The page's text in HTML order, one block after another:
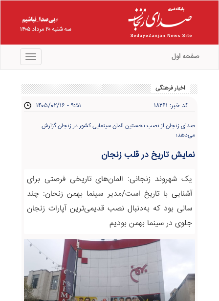
سه شنبه ۲۰ مرداد ۱۴۰۵
منو صفحه اول
اخبار فرهنگی
کد خبر: ۱۸۲۶۱ ۱۴۰۵/۰۲/۱۶ - ۹:۵۱
صدای زنجان از نصب نخستین المان سینمایی کشور در زنجان گزارش
می‌دهد؛
نمایش تاریخ در قلب زنجان
یک شهروند زنجانی: المان‌های تاریخی فرصتی برای
آشنایی با تاریخ است/مدیر سینما بهمن زنجان: چند
سالی بود که به‌دنبال نصب قدیمی‌ترین آپارات زنجان
جلوی در سینما بهمن بودیم